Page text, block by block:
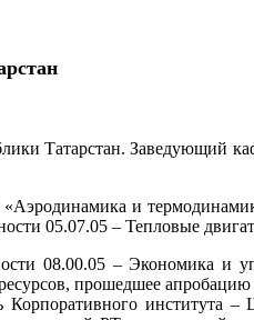
Татарстан. Заведующий
и
05.07.05 – Тепловые
08.00.05 – Экономика и
прошедшее
института